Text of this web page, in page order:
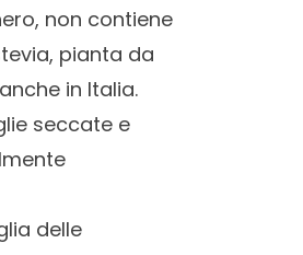
non contiene
pianta da
in Italia.
seccate e
delle